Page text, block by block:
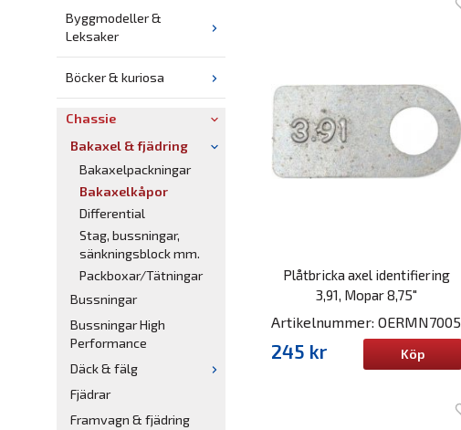
Byggmodeller &
Leksaker
Böcker & kuriosa
Chassie
Bakaxel & fjädring
Bakaxelpackningar
Bakaxelkåpor
Differential
Stag, bussningar,
sänkningsblock mm.
Packboxar/Tätningar
Bussningar
Bussningar High
Performance
Däck & fälg
Fjädrar
Framvagn & fjädring
Plåtbricka axel identifiering
3,91, Mopar 8,75"
Artikelnummer: OERMN7005
245 kr Köp